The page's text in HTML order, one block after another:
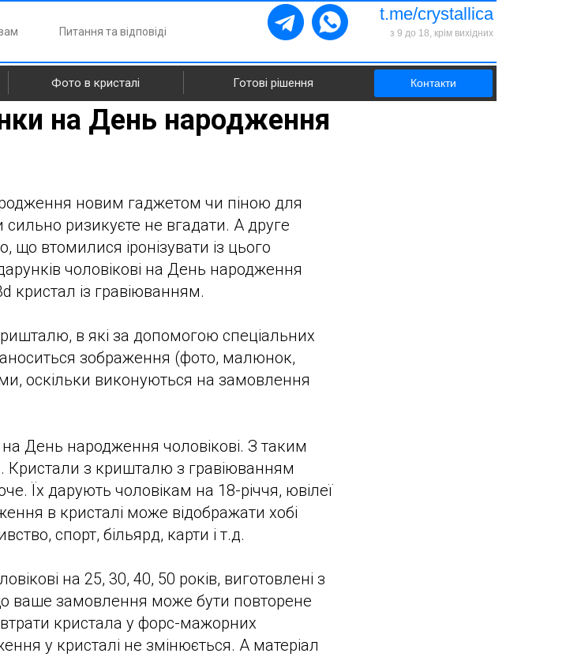
з 9 до 18, крім вихідних
Питання та відповіді
t.me/crystallica
Фото в кристалі Готові рішення Контакти
на День народження
новим гаджетом чи піною для
ризикуєте не вгадати. А друге
що втомилися іронізувати із цього
чоловікові на День народження
кристал із гравіюванням.
в які за допомогою спеціальних
зображення (фото, малюнок,
оскільки виконуються на замовлення
День народження чоловікові. З таким
Кристали з кришталю з гравіюванням
Їх дарують чоловікам на 18-річчя, ювілеї
в кристалі може відображати хобі
спорт, більярд, карти і т.д.
на 25, 30, 40, 50 років, виготовлені з
ваше замовлення може бути повторене
кристала у форс-мажорних
у кристалі не змінюється. А матеріал